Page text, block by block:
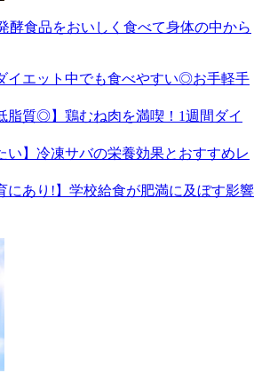
酵食品をおいしく食べて身体の中から
イエット中でも食べやすい◎お手軽手
脂質◎】鶏むね肉を満喫！1週間ダイ
い】冷凍サバの栄養効果とおすすめレ
にあり!】学校給食が肥満に及ぼす影響